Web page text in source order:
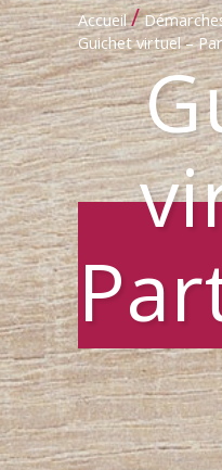
Accueil /
Guichet virtuel –